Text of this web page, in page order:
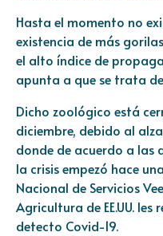
Hasta el momento no
existencia de más
el alto índice de
apunta a que se trata
Dicho zoológico está
diciembre, debido al
donde de acuerdo a las
la crisis empezó hace
Nacional de Servicios
Agricultura de EE.UU.
detecto Covid-19.